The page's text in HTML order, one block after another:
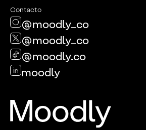
Contacto
@moodly_co
@moodly_co
@moodly.co
moodly